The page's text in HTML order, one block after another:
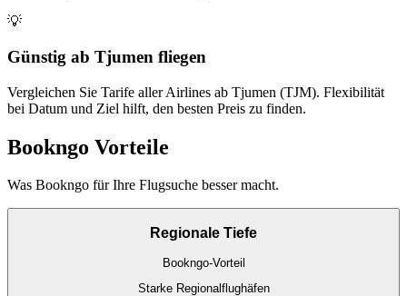
💡
Günstig ab Tjumen fliegen
Vergleichen Sie Tarife aller Airlines ab Tjumen (TJM). Flexibilität
bei Datum und Ziel hilft, den besten Preis zu finden.
Bookngo Vorteile
Was Bookngo für Ihre Flugsuche besser macht.
Regionale Tiefe
Bookngo-Vorteil
Starke Regionalflughäfen